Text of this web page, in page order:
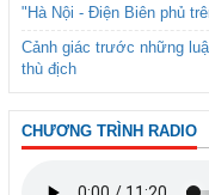
"Hà Nội - Điện Biên phủ
Cảnh giác trước những
thù địch
CHƯƠNG TRÌNH RADIO